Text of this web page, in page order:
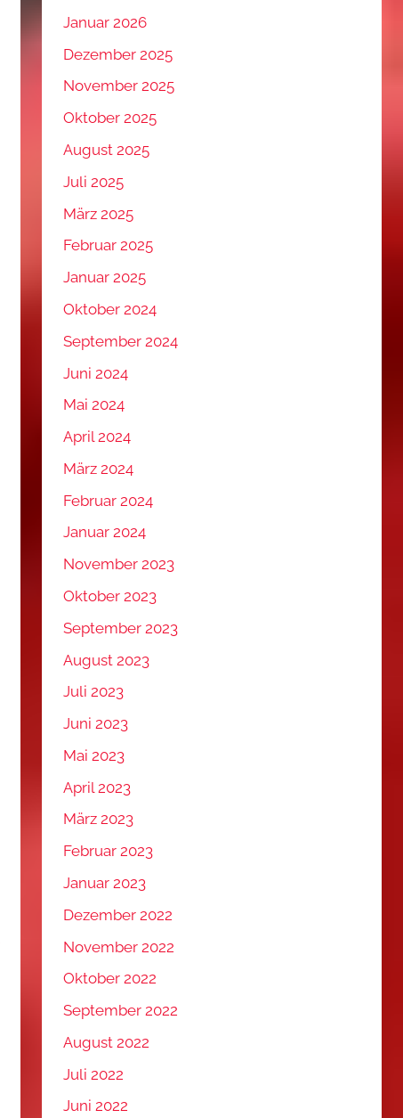
Januar 2026
Dezember 2025
November 2025
Oktober 2025
August 2025
Juli 2025
März 2025
Februar 2025
Januar 2025
Oktober 2024
September 2024
Juni 2024
Mai 2024
April 2024
März 2024
Februar 2024
Januar 2024
November 2023
Oktober 2023
September 2023
August 2023
Juli 2023
Juni 2023
Mai 2023
April 2023
März 2023
Februar 2023
Januar 2023
Dezember 2022
November 2022
Oktober 2022
September 2022
August 2022
Juli 2022
Juni 2022